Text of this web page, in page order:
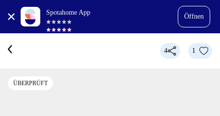
Spotahome App
Öffnen
4 1
ÜBERPRÜFT